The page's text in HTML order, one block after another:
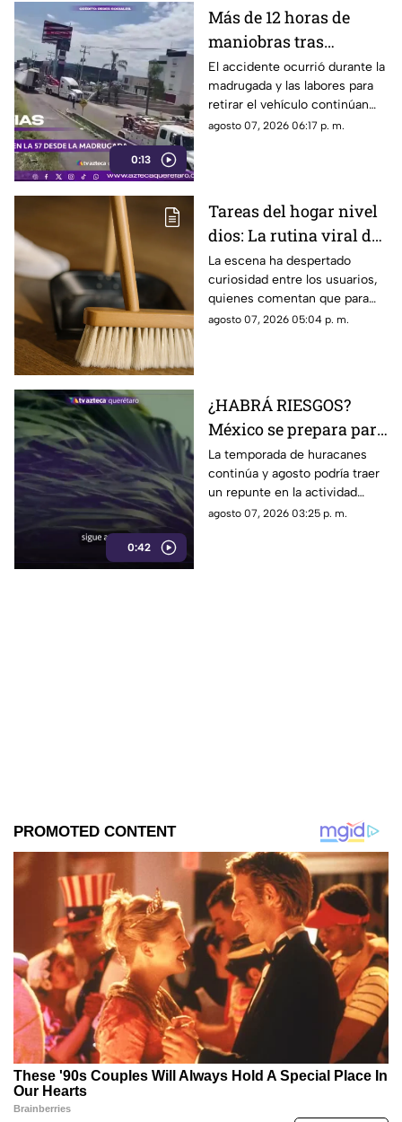
0:13
Más de 12 horas de
maniobras tras
volcadura de unidad
pesada en la carretera
57
El accidente ocurrió durante la
madrugada y las labores para
retirar el vehículo continúan
desde hace más de 12 horas en
agosto 07, 2026 06:17 p. m.
Tareas del hogar nivel
dios: La rutina viral de
esta mamá para la
limpieza el techo
La escena ha despertado
curiosidad entre los usuarios,
quienes comentan que para
algunas personas ningún
agosto 07, 2026 05:04 p. m.
0:42
¿HABRÁ RIESGOS?
México se prepara para
otro posible ciclón
tropical; esta sería la
fecha
La temporada de huracanes
continúa y agosto podría traer
un repunte en la actividad
tropical; estos son los
agosto 07, 2026 03:25 p. m.